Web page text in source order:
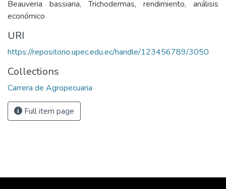
Beauveria bassiana, Trichodermas, rendimiento, análisis
económico
URI
https://repositorio.upec.edu.ec/handle/123456789/3050
Collections
Carrera de Agropecuaria
Full item page